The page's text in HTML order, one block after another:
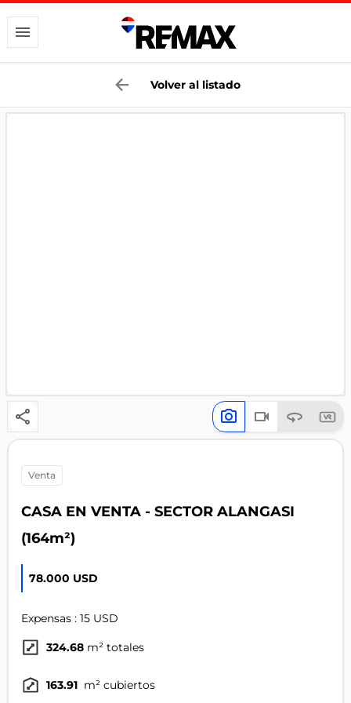
Volver al listado
venta
CASA EN VENTA - SECTOR ALANGASI
(164m²)
78.000 USD
Expensas : 15 USD
324.68 m² totales
163.91 m² cubiertos